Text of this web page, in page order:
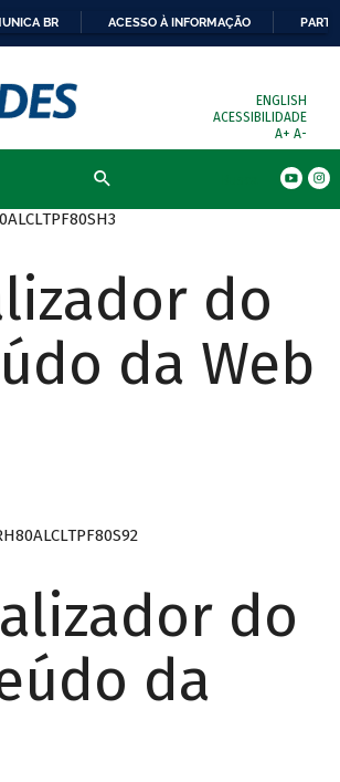
BR ACESSO À INFORMAÇÃO
ENGLISH
ACESSIBILIDADE
A+ A-
do
da Web
do
da